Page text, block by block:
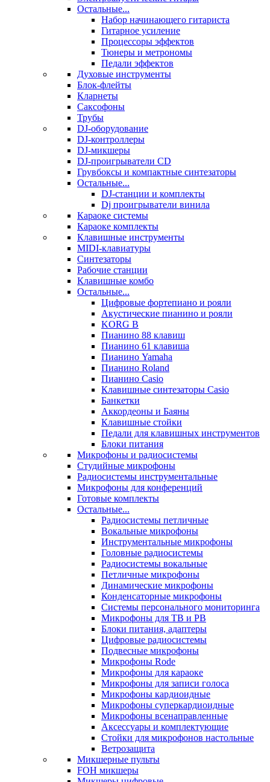
Остальные...
Набор начинающего гитариста
Гитарное усиление
Процессоры эффектов
Тюнеры и метрономы
Педали эффектов
Духовые инструменты
Блок-флейты
Кларнеты
Саксофоны
Трубы
DJ-оборудование
DJ-контроллеры
DJ-микшеры
DJ-проигрыватели CD
Грувбоксы и компактные синтезаторы
Остальные...
DJ-станции и комплекты
Dj проигрыватели винила
Караоке системы
Караоке комплекты
Клавишные инструменты
MIDI-клавиатуры
Синтезаторы
Рабочие станции
Клавишные комбо
Остальные...
Цифровые фортепиано и рояли
Акустические пианино и рояли
KORG B
Пианино 88 клавиш
Пианино 61 клавиша
Пианино Yamaha
Пианино Roland
Пианино Casio
Клавишные синтезаторы Casio
Банкетки
Аккордеоны и Баяны
Клавишные стойки
Педали для клавишных инструментов
Блоки питания
Микрофоны и радиосистемы
Студийные микрофоны
Радиосистемы инструментальные
Микрофоны для конференций
Готовые комплекты
Остальные...
Радиосистемы петличные
Вокальные микрофоны
Инструментальные микрофоны
Головные радиосистемы
Радиосистемы вокальные
Петличные микрофоны
Динамические микрофоны
Конденсаторные микрофоны
Системы персонального мониторинга
Микрофоны для ТВ и РВ
Блоки питания, адаптеры
Цифровые радиосистемы
Подвесные микрофоны
Микрофоны Rode
Микрофоны для караоке
Микрофоны для записи голоса
Микрофоны кардиоидные
Микрофоны суперкардиоидные
Микрофоны всенаправленные
Аксессуары и комплектующие
Стойки для микрофонов настольные
Ветрозащита
Микшерные пульты
FOH микшеры